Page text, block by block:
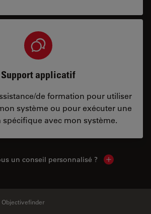
Support applicatif
de formation pour utiliser
système ou pour exécuter une
spécifique avec mon système.
un conseil personnalisé ? Show local
Objectivefinder